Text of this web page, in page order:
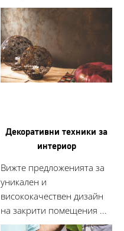
Декоративни техники за
интериор
Вижте предложенията за
уникален и
висококачествен дизайн
на закрити помещения ...